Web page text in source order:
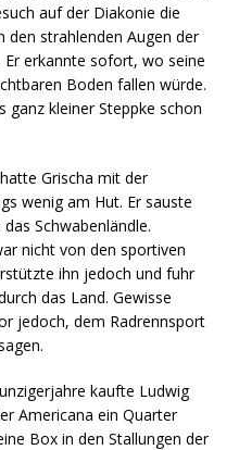
auf der Diakonie die
den strahlenden Augen der
Er erkannte sofort, wo seine
Boden fallen würde.
ganz kleiner Steppke schon
Grischa mit der
wenig am Hut. Er sauste
Schwabenländle.
nicht von den sportiven
ihn jedoch und fuhr
das Land. Gewisse
jedoch, dem Radrennsport
kaufte Ludwig
Americana ein Quarter
Box in den Stallungen der